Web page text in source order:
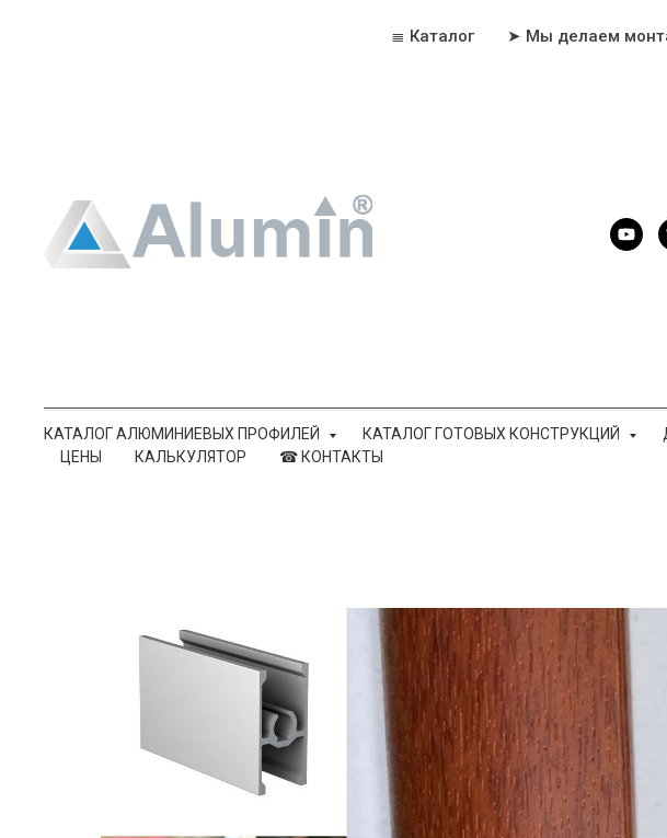
≣ Каталог ➤ Мы делаем
КАТАЛОГ АЛЮМИНИЕВЫХ ПРОФИЛЕЙ КАТАЛОГ ГОТОВЫХ КОНСТРУКЦИЙ
ЦЕНЫ
КАЛЬКУЛЯТОР ☎ КОНТАКТЫ